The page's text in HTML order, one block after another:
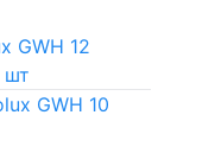
GWH 12
шт